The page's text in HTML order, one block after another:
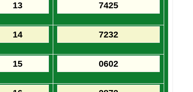
13 7425
14 7232
15 0602